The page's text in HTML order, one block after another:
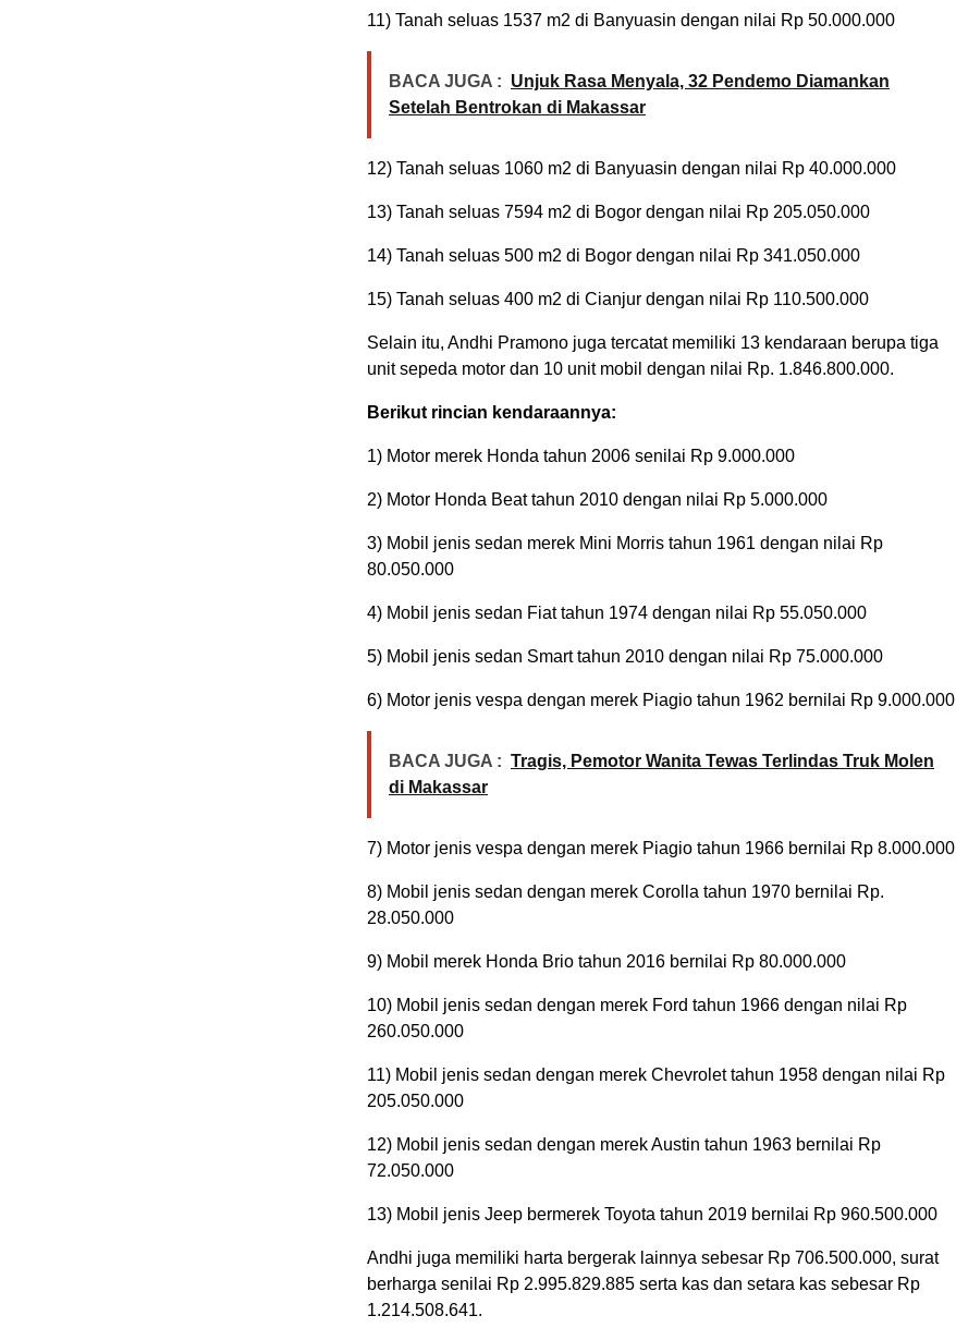
11) Tanah seluas 1537 m2 di Banyuasin dengan nilai Rp 50.000.000
BACA JUGA : Unjuk Rasa Menyala, 32 Pendemo Diamankan
Setelah Bentrokan di Makassar
12) Tanah seluas 1060 m2 di Banyuasin dengan nilai Rp 40.000.000
13) Tanah seluas 7594 m2 di Bogor dengan nilai Rp 205.050.000
14) Tanah seluas 500 m2 di Bogor dengan nilai Rp 341.050.000
15) Tanah seluas 400 m2 di Cianjur dengan nilai Rp 110.500.000
Selain itu, Andhi Pramono juga tercatat memiliki 13 kendaraan berupa tiga
unit sepeda motor dan 10 unit mobil dengan nilai Rp. 1.846.800.000.
Berikut rincian kendaraannya:
1) Motor merek Honda tahun 2006 senilai Rp 9.000.000
2) Motor Honda Beat tahun 2010 dengan nilai Rp 5.000.000
3) Mobil jenis sedan merek Mini Morris tahun 1961 dengan nilai Rp
80.050.000
4) Mobil jenis sedan Fiat tahun 1974 dengan nilai Rp 55.050.000
5) Mobil jenis sedan Smart tahun 2010 dengan nilai Rp 75.000.000
6) Motor jenis vespa dengan merek Piagio tahun 1962 bernilai Rp 9.000.000
BACA JUGA : Tragis, Pemotor Wanita Tewas Terlindas Truk Molen
di Makassar
7) Motor jenis vespa dengan merek Piagio tahun 1966 bernilai Rp 8.000.000
8) Mobil jenis sedan dengan merek Corolla tahun 1970 bernilai Rp.
28.050.000
9) Mobil merek Honda Brio tahun 2016 bernilai Rp 80.000.000
10) Mobil jenis sedan dengan merek Ford tahun 1966 dengan nilai Rp
260.050.000
11) Mobil jenis sedan dengan merek Chevrolet tahun 1958 dengan nilai Rp
205.050.000
12) Mobil jenis sedan dengan merek Austin tahun 1963 bernilai Rp
72.050.000
13) Mobil jenis Jeep bermerek Toyota tahun 2019 bernilai Rp 960.500.000
Andhi juga memiliki harta bergerak lainnya sebesar Rp 706.500.000, surat
berharga senilai Rp 2.995.829.885 serta kas dan setara kas sebesar Rp
1.214.508.641.